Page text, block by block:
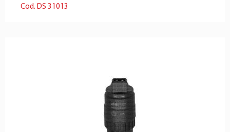
Cod. DS 31013